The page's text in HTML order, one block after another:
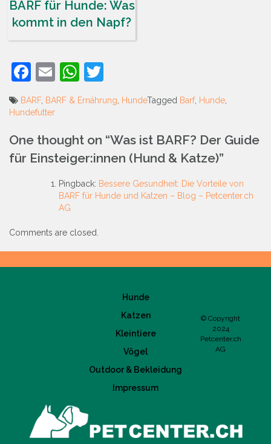
BARF für Hunde: Was
kommt in den Napf?
Facebook
EmailWhatsApp
BARF, BARF & Ernährung HundeTagged Barf, Hunde
Hundefutter
Navigation
One thought on “Was ist BARF? Der Guide
für Einsteiger:innen (Hund & Katze)”
Pingback: Bessere Gesundheit: Die Vorteile von
BARF für Hunde und Katzen – Blog – Petcenter.ch
AG
Comments are closed.
Hunde
Katzen
Kleintiere
Vögel
Outdoor & Bekleidung
Impressum
© Copyright
2024
Petcenter.ch
AG